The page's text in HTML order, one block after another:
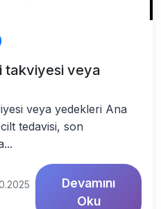
takviyesi veya
veya yedekleri Ana
tedavisi, son
Devamını
Oku